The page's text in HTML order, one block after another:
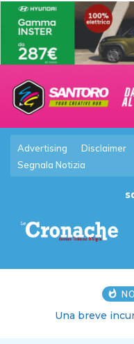
Advertising Disclaimer
Segnala Notizia
Una breve